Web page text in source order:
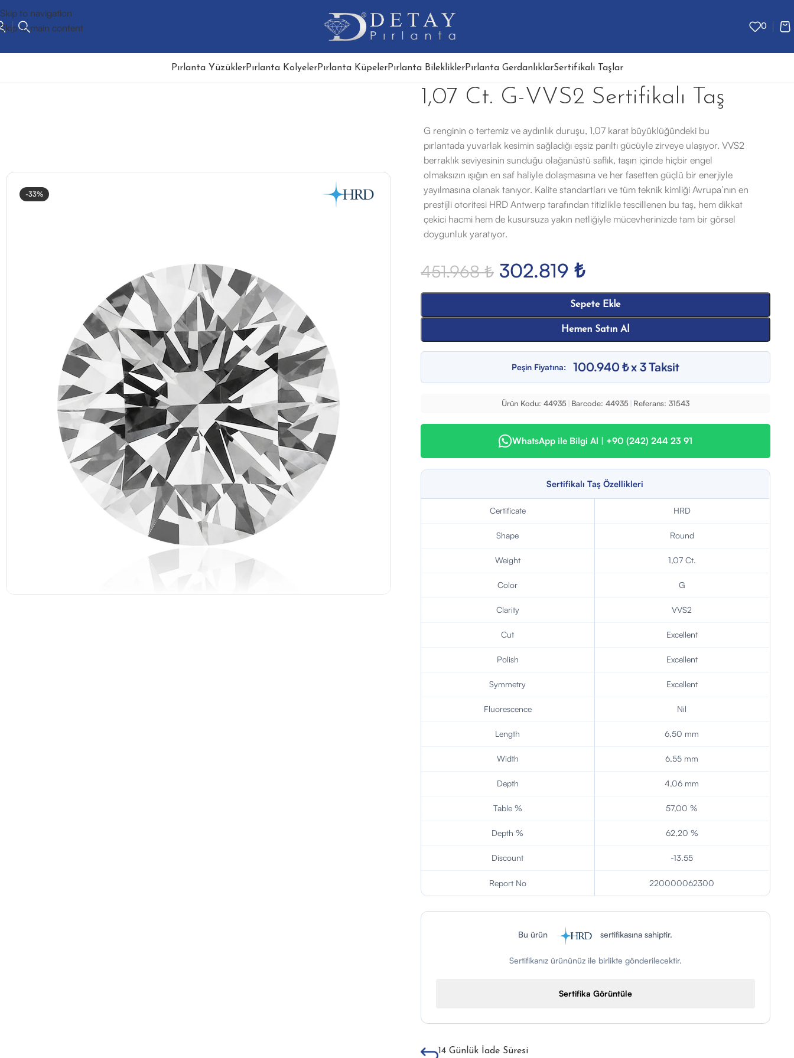
Skip to navigation
Skip to main content
0
Pırlanta YüzüklerPırlanta KolyelerPırlanta KüpelerPırlanta BilekliklerPırlanta GerdanlıklarSertifikalı Taşlar
-33%
1,07 Ct. G-VVS2 Sertifikalı Taş
G renginin o tertemiz ve aydınlık duruşu, 1,07 karat büyüklüğündeki bu
pırlantada yuvarlak kesimin sağladığı eşsiz parıltı gücüyle zirveye ulaşıyor. VVS2
berraklık seviyesinin sunduğu olağanüstü saflık, taşın içinde hiçbir engel
olmaksızın ışığın en saf haliyle dolaşmasına ve her fasetten güçlü bir enerjiyle
yayılmasına olanak tanıyor. Kalite standartları ve tüm teknik kimliği Avrupa’nın en
prestijli otoritesi HRD Antwerp tarafından titizlikle tescillenen bu taş, hem dikkat
çekici hacmi hem de kusursuza yakın netliğiyle mücevherinizde tam bir görsel
doygunluk yaratıyor.
451.968₺ 302.819 ₺
Sepete Ekle
Hemen Satın Al
Peşin Fiyatına: 100.940 ₺ x 3 Taksit
Ürün Kodu: 44935 Barcode: 44935 Referans: 31543
WhatsApp ile Bilgi Al | +90 (242) 244 23 91
Sertifikalı Taş Özellikleri
Certificate HRD
Shape Round
Weight 1,07 Ct.
Color G
Clarity VVS2
Cut Excellent
Polish Excellent
Symmetry Excellent
Fluorescence Nil
Length 6,50 mm
Width 6,55 mm
Depth 4,06 mm
Table % 57,00 %
Depth % 62,20 %
Discount -13.55
Report No 220000062300
Bu ürün sertifikasına sahiptir.
Sertifikanız ürününüz ile birlikte gönderilecektir.
Sertifika Görüntüle
14 Günlük İade Süresi